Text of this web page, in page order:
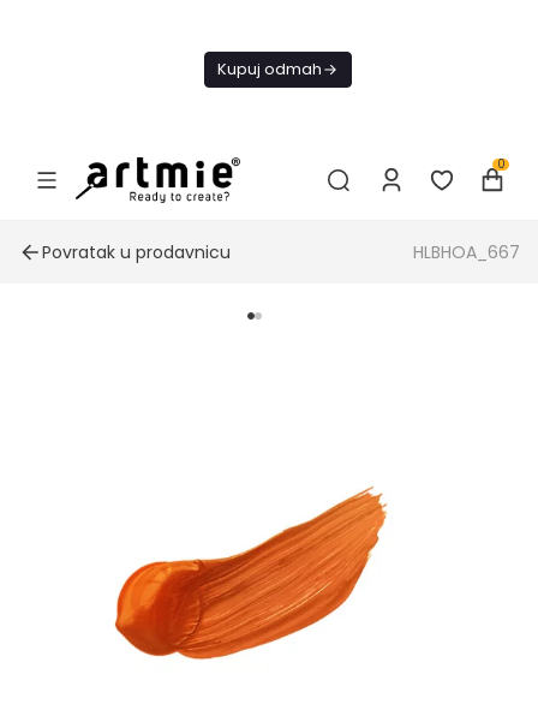
Kupuj odmah
0
Povratak u prodavnicu HLBHOA_667